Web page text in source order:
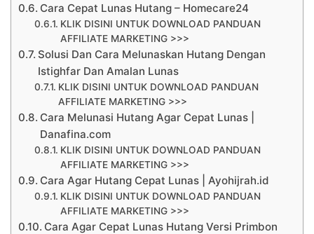
Cara Cepat Lunas Hutang – Homecare24
KLIK DISINI UNTUK DOWNLOAD PANDUAN
AFFILIATE MARKETING >>>
Solusi Dan Cara Melunaskan Hutang Dengan
Istighfar Dan Amalan Lunas
KLIK DISINI UNTUK DOWNLOAD PANDUAN
AFFILIATE MARKETING >>>
Cara Melunasi Hutang Agar Cepat Lunas |
Danafina.com
KLIK DISINI UNTUK DOWNLOAD PANDUAN
AFFILIATE MARKETING >>>
Cara Agar Hutang Cepat Lunas | Ayohijrah.id
KLIK DISINI UNTUK DOWNLOAD PANDUAN
AFFILIATE MARKETING >>>
Cara Agar Cepat Lunas Hutang Versi Primbon